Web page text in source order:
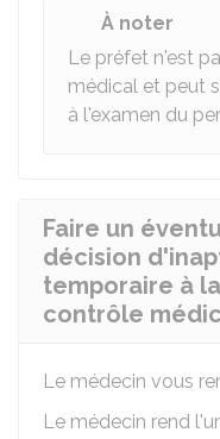
À noter
Le préfet n'est
médical et peut
à l'examen du
Faire un
décision
temporaire à
contrôle
Le médecin vous
Le médecin rend